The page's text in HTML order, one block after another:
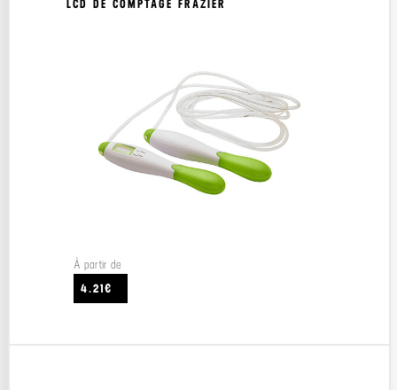
LCD DE COMPTAGE FRAZIER
À partir de
4.21€